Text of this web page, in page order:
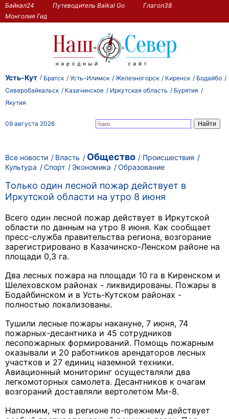
Байкал24 Путеводитель Baikal Go
Глагол38
Монголия Гид
Усть-Кут Братск Усть-Илимск Железногорск Киренск
Бодайбо
Северобайкальск
Казачинское Иркутская область
Бурятия
Якутия
09 августа 2026
Все новости Власть Общество
Происшествия
Культура
Спорт Экономика Образование
Только один лесной пожар действует в
Иркутской области на утро 8 июня
Всего один лесной пожар действует в Иркутской
области по данным на утро 8 июня. Как сообщает
пресс-служба правительства региона, возгорание
зарегистрировано в Казачинско-Ленском районе на
площади 0,3 га.
Два лесных пожара на площади 10 га в Киренском и
Шелеховском районах - ликвидированы. Пожары в
Бодайбинском и в Усть-Кутском районах -
полностью локализованы.
Тушили лесные пожары накануне, 7 июня, 74
пожарных-десантника и 45 сотрудников
лесопожарных формирований. Помощь пожарным
оказывали и 20 работников арендаторов лесных
участков и 27 единиц наземной техники.
Авиационный мониторинг осуществляли два
легкомоторных самолета. Десантников к очагам
возгораний доставляли вертолетом Ми-8.
Напомним, что в регионе по-прежнему действует